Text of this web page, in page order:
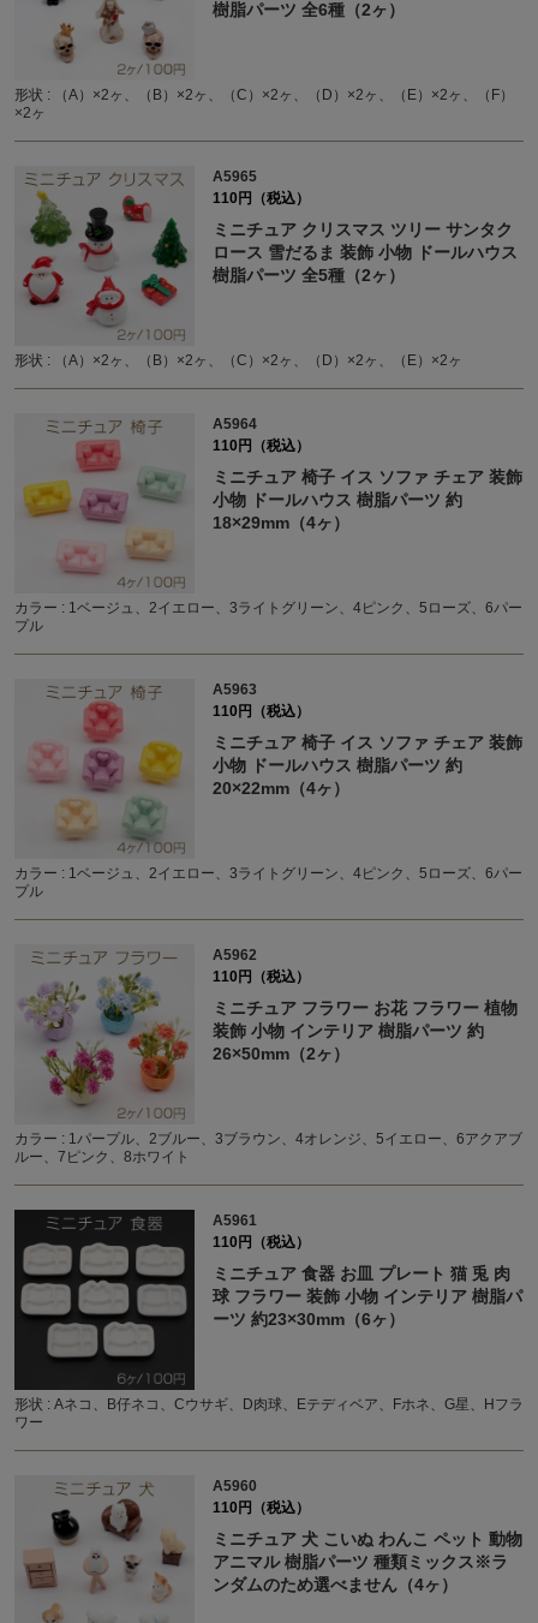
樹脂パーツ 全6種（2ヶ）
形状 : （A）×2ヶ、（B）×2ヶ、（C）×2ヶ、（D）×2ヶ、（E）×2ヶ、（F）
×2ヶ
A5965
110円（税込）
ミニチュア クリスマス ツリー サンタク
ロース 雪だるま 装飾 小物 ドールハウス
樹脂パーツ 全5種（2ヶ）
形状 : （A）×2ヶ、（B）×2ヶ、（C）×2ヶ、（D）×2ヶ、（E）×2ヶ
A5964
110円（税込）
ミニチュア 椅子 イス ソファ チェア 装飾
小物 ドールハウス 樹脂パーツ 約
18×29mm（4ヶ）
カラー : 1ベージュ、2イエロー、3ライトグリーン、4ピンク、5ローズ、6パー
プル
A5963
110円（税込）
ミニチュア 椅子 イス ソファ チェア 装飾
小物 ドールハウス 樹脂パーツ 約
20×22mm（4ヶ）
カラー : 1ベージュ、2イエロー、3ライトグリーン、4ピンク、5ローズ、6パー
プル
A5962
110円（税込）
ミニチュア フラワー お花 フラワー 植物
装飾 小物 インテリア 樹脂パーツ 約
26×50mm（2ヶ）
カラー : 1パープル、2ブルー、3ブラウン、4オレンジ、5イエロー、6アクアブ
ルー、7ピンク、8ホワイト
A5961
110円（税込）
ミニチュア 食器 お皿 プレート 猫 兎 肉
球 フラワー 装飾 小物 インテリア 樹脂パ
ーツ 約23×30mm（6ヶ）
形状 : Aネコ、B仔ネコ、Cウサギ、D肉球、Eテディベア、Fホネ、G星、Hフラ
ワー
A5960
110円（税込）
ミニチュア 犬 こいぬ わんこ ペット 動物
アニマル 樹脂パーツ 種類ミックス※ラ
ンダムのため選べません（4ヶ）